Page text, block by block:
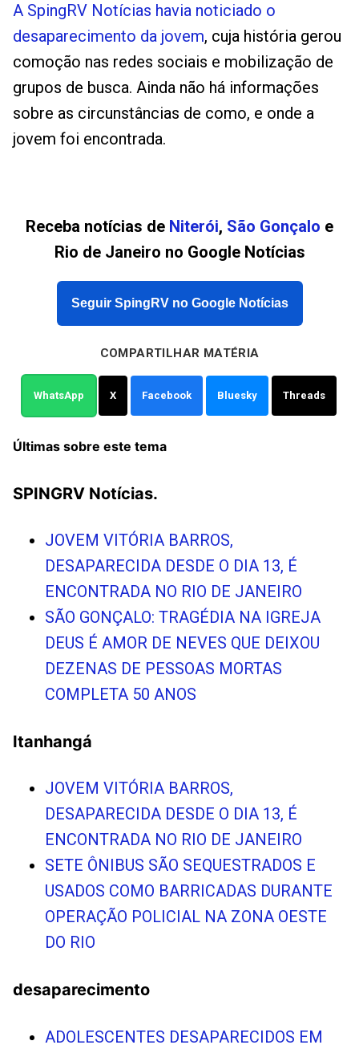
A SpingRV Notícias havia noticiado o
desaparecimento da jovem, cuja história gerou
comoção nas redes sociais e mobilização de
grupos de busca. Ainda não há informações
sobre as circunstâncias de como, e onde a
jovem foi encontrada.
Receba notícias de Niterói, São Gonçalo e
Rio de Janeiro no Google Notícias
Seguir SpingRV no Google Notícias
COMPARTILHAR MATÉRIA
WhatsApp X Facebook Bluesky Threads
Últimas sobre este tema
SPINGRV Notícias.
JOVEM VITÓRIA BARROS,
DESAPARECIDA DESDE O DIA 13, É
ENCONTRADA NO RIO DE JANEIRO
SÃO GONÇALO: TRAGÉDIA NA IGREJA
DEUS É AMOR DE NEVES QUE DEIXOU
DEZENAS DE PESSOAS MORTAS
COMPLETA 50 ANOS
Itanhangá
JOVEM VITÓRIA BARROS,
DESAPARECIDA DESDE O DIA 13, É
ENCONTRADA NO RIO DE JANEIRO
SETE ÔNIBUS SÃO SEQUESTRADOS E
USADOS COMO BARRICADAS DURANTE
OPERAÇÃO POLICIAL NA ZONA OESTE
DO RIO
desaparecimento
ADOLESCENTES DESAPARECIDOS EM